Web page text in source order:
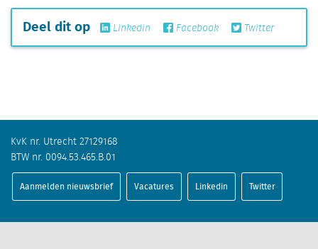
Deel dit op Linkedin Facebook Twitter
KvK nr. Utrecht 27129168
BTW nr. 0094.53.465.B.01
Aanmelden nieuwsbrief Vacatures Linkedin Twitter